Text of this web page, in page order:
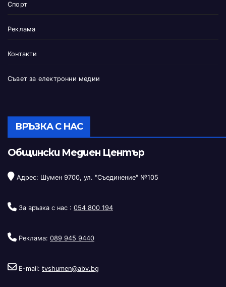
Спорт
Реклама
Контакти
Съвет за електронни медии
ВРЪЗКА С НАС
Общински Медиен Център
Адрес: Шумен 9700, ул. "Съединение" №105
За връзка с нас : 054 800 194
Реклама: 089 945 9440
E-mail: tvshumen@abv.bg